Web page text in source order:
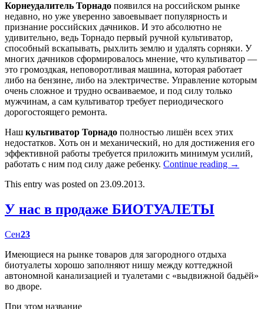
Корнеудалитель Торнадо появился на российском рынке
недавно, но уже уверенно завоевывает популярность и
признание российских дачников. И это абсолютно не
удивительно, ведь Торнадо первый ручной культиватор,
способный вскапывать, рыхлить землю и удалять сорняки. У
многих дачников сформировалось мнение, что культиватор —
это громоздкая, неповоротливая машина, которая работает
либо на бензине, либо на электричестве. Управление которым
очень сложное и трудно осваиваемое, и под силу только
мужчинам, а сам культиватор требует периодического
дорогостоящего ремонта.
Наш культиватор Торнадо полностью лишён всех этих
недостатков. Хоть он и механический, но для достижения его
эффективной работы требуется приложить минимум усилий,
работать с ним под силу даже ребенку. Continue reading →
This entry was posted on 23.09.2013.
У нас в продаже БИОТУАЛЕТЫ
Сен23
Имеющиеся на рынке товаров для загородного отдыха
биотуалеты хорошо заполняют нишу между коттеджной
автономной канализацией и туалетами с «выдвижной бадьёй»
во дворе.
При этом название